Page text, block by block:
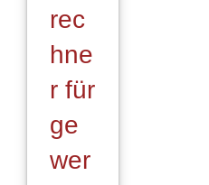
rec
hne
r für
ge
wer